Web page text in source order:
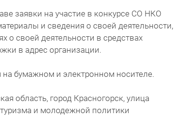
заявки на участие в конкурсе СО НКО
и сведения о своей деятельности,
о своей деятельности в средствах
в адрес организации.
на бумажном и электронном носителе.
область, город Красногорск, улица
и молодежной политики